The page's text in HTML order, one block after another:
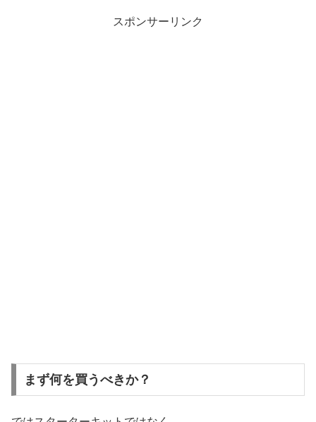
スポンサーリンク
まず何を買うべきか？